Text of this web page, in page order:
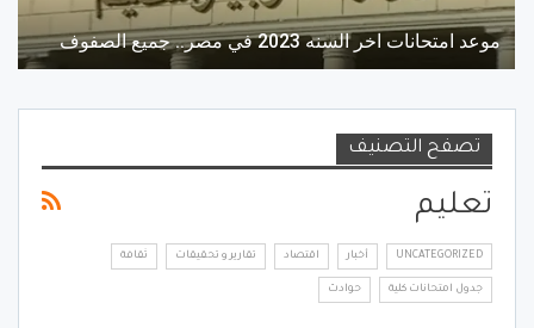
موعد امتحانات اخر السنه 2023 في مصر.. جميع الصفوف
تصفح التصنيف
تعليم
UNCATEGORIZED أخبار اقتصاد تقارير و تحقيقات ثقافة
جدول امتحانات كلية حوادث